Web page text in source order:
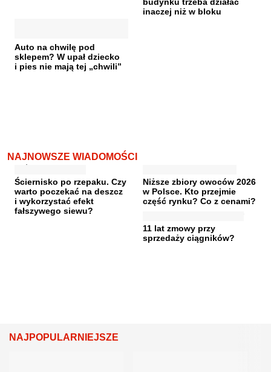
inaczej niż w bloku
Auto na chwilę pod
sklepem? W upał dziecko
i pies nie mają tej „chwili”
NAJNOWSZE WIADOMOŚCI
Ściernisko po rzepaku. Czy
warto poczekać na deszcz
i wykorzystać efekt
fałszywego siewu?
Niższe zbiory owoców 2026
w Polsce. Kto przejmie
część rynku? Co z cenami?
11 lat zmowy przy
sprzedaży ciągników?
NAJPOPULARNIEJSZE